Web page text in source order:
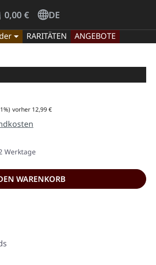
auf dem Merkzettel
0,00 € enthält 0 Positionen. Der
DE
RARITÄTEN
ANGEBOTE
vorher 12,99 €
Werktage
WARENKORB